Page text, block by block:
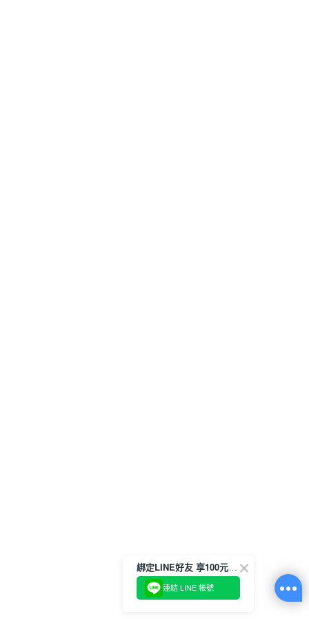
綁定LINE好友 享100元折價券
連結 LINE 帳號